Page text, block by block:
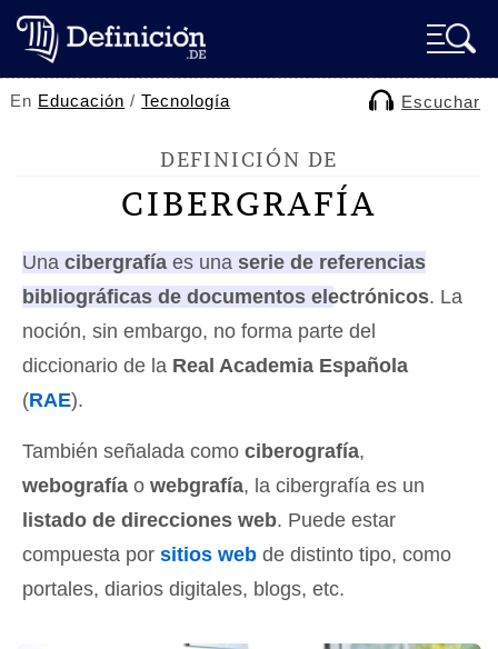
En Educación /Tecnología Escuchar
DEFINICIÓN DE
CIBERGRAFÍA
Una cibergrafía es una serie de referencias
bibliográficas de documentos electrónicos. La
noción, sin embargo, no forma parte del
diccionario de la Real Academia Española
(RAE).
También señalada como ciberografía,
webografía o webgrafía, la cibergrafía es un
listado de direcciones web. Puede estar
compuesta por sitios web de distinto tipo, como
portales, diarios digitales, blogs, etc.